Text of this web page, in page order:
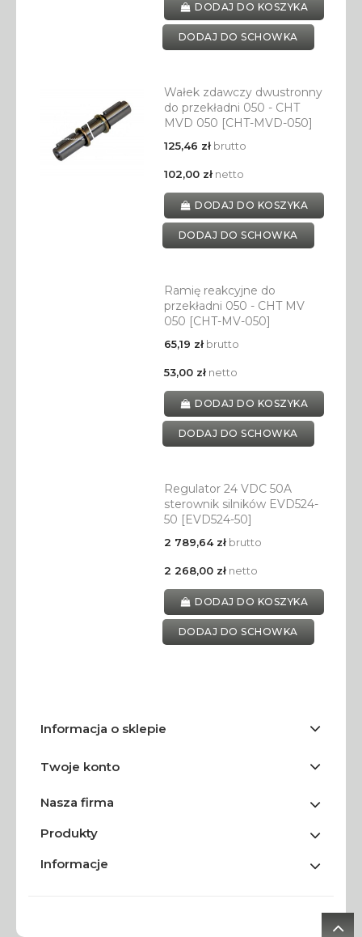
DODAJ DO KOSZYKA
DODAJ DO SCHOWKA
Wałek zdawczy dwustronny
do przekładni 050 - CHT
MVD 050 [CHT-MVD-050]
125,46 złbrutto
102,00 złnetto
DODAJ DO KOSZYKA
DODAJ DO SCHOWKA
Ramię reakcyjne do
przekładni 050 - CHT MV
050 [CHT-MV-050]
65,19 złbrutto
53,00 złnetto
DODAJ DO KOSZYKA
DODAJ DO SCHOWKA
Regulator 24 VDC 50A
sterownik silników EVD524-
50 [EVD524-50]
2 789,64 złbrutto
2 268,00 złnetto
DODAJ DO KOSZYKA
DODAJ DO SCHOWKA
Informacja o sklepie
Twoje konto
Nasza firma
Produkty
Informacje